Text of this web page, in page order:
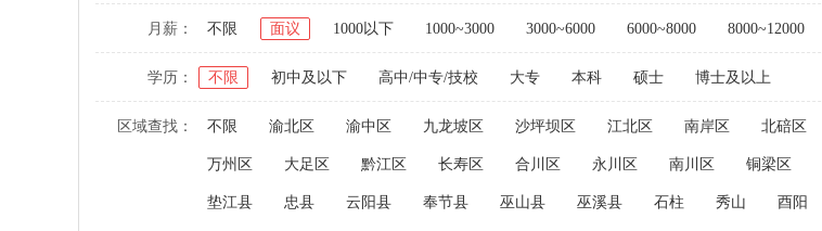
月薪： 不限 面议 1000以下 1000~3000 3000~6000 6000~8000 8000~12000
学历： 不限 初中及以下 高中/中专/技校 大专 本科 硕士 博士及以上
区域查找： 不限 渝北区 渝中区 九龙坡区 沙坪坝区 江北区 南岸区 北碚区
万州区 大足区 黔江区 长寿区 合川区 永川区 南川区 铜梁区
垫江县 忠县 云阳县 奉节县 巫山县 巫溪县 石柱 秀山 酉阳